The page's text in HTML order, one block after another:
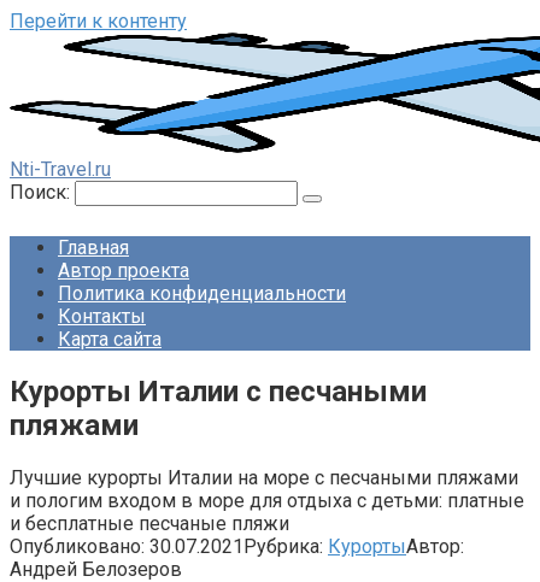
Перейти к контенту
Nti-Travel.ru
Поиск:
Главная
Автор проекта
Политика конфиденциальности
Контакты
Карта сайта
Курорты Италии с песчаными
пляжами
Лучшие курорты Италии на море с песчаными пляжами
и пологим входом в море для отдыха с детьми: платные
и бесплатные песчаные пляжи
Опубликовано: 30.07.2021Рубрика: КурортыАвтор:
Андрей Белозеров